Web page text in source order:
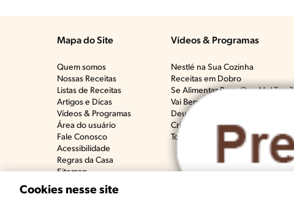
Mapa do Site
Quem somos
Nossas Receitas
Listas de Receitas​
Artigos e Dicas​
Vídeos & Programas​
Área do usuário
Fale Conosco
Acessibilidade
Regras da Casa
Sitemap
Vídeos & Programas​
Nestlé na Sua Cozinha
Receitas em Dobro
Se Alimentar Bem, Que Mal Tem?​
Vai Bem Com Quê?​
Deu Ruim​
Crianças na Cozinha​
Todos os programas
Cookies nesse site